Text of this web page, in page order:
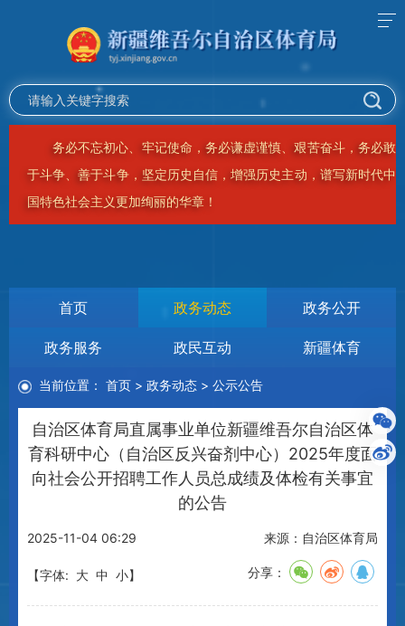
全面学习宣传贯彻党的二十大精神，深刻领悟“两个确立”的决
定性意义，增强“四个意识”、坚定“四个自信”、做到“两个维护”，把
党的二十大精神和要求落实到新疆工作各方面全过程！
首页 政务动态 政务公开
政务服务 政民互动 新疆体育
当前位置： 首页 > 政务动态 > 公示公告
自治区体育局直属事业单位新疆维吾尔自治区体
育科研中心（自治区反兴奋剂中心）2025年度面
向社会公开招聘工作人员总成绩及体检有关事宜
的公告
2025-11-04 06:29 来源：自治区体育局
【字体: 大 中 小】 分享：